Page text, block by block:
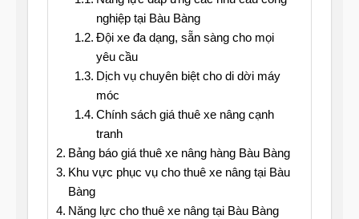
nghiệp tại Bàu Bàng
Đội xe đa dạng, sẵn sàng cho mọi
yêu cầu
Dịch vụ chuyên biệt cho di dời máy
móc
Chính sách giá thuê xe nâng cạnh
tranh
Bảng báo giá thuê xe nâng hàng Bàu Bàng
Khu vực phục vụ cho thuê xe nâng tại Bàu
Bàng
Năng lực cho thuê xe nâng tại Bàu Bàng